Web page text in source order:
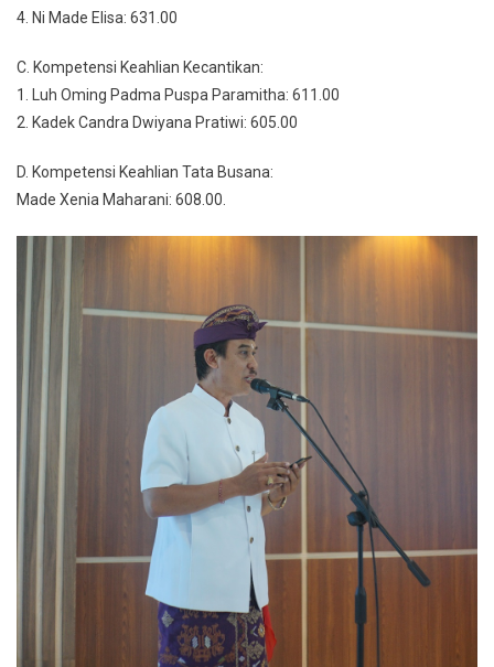
4. Ni Made Elisa: 631.00
C. Kompetensi Keahlian Kecantikan:
1. Luh Oming Padma Puspa Paramitha: 611.00
2. Kadek Candra Dwiyana Pratiwi: 605.00
D. Kompetensi Keahlian Tata Busana:
Made Xenia Maharani: 608.00.